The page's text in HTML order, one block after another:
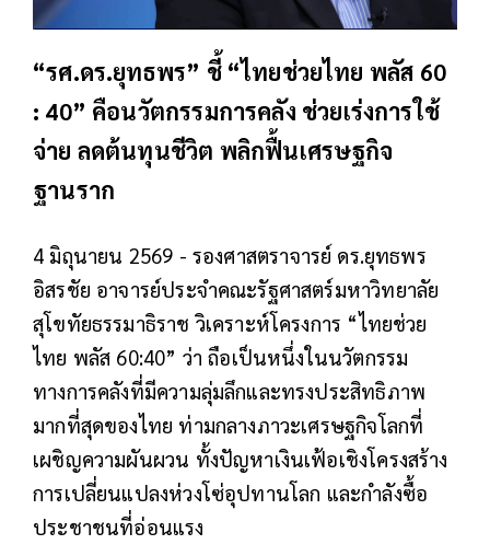
“รศ.ดร.ยุทธพร” ชี้ “ไทยช่วยไทย พลัส 60
: 40” คือนวัตกรรมการคลัง ช่วยเร่งการใช้
จ่าย ลดต้นทุนชีวิต พลิกฟื้นเศรษฐกิจ
ฐานราก
4 มิถุนายน 2569 - รองศาสตราจารย์ ดร.ยุทธพร
อิสรชัย อาจารย์ประจำคณะรัฐศาสตร์มหาวิทยาลัย
สุโขทัยธรรมาธิราช วิเคราะห์โครงการ “ไทยช่วย
ไทย พลัส 60:40” ว่า ถือเป็นหนึ่งในนวัตกรรม
ทางการคลังที่มีความลุ่มลึกและทรงประสิทธิภาพ
มากที่สุดของไทย ท่ามกลางภาวะเศรษฐกิจโลกที่
เผชิญความผันผวน ทั้งปัญหาเงินเฟ้อเชิงโครงสร้าง
การเปลี่ยนแปลงห่วงโซ่อุปทานโลก และกำลังซื้อ
ประชาชนที่อ่อนแรง